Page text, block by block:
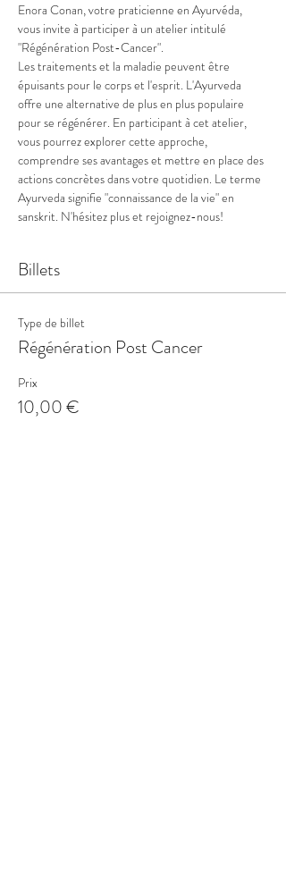
Enora Conan, votre praticienne en Ayurvéda,
vous invite à participer à un atelier intitulé
"Régénération Post-Cancer".
Les traitements et la maladie peuvent être
épuisants pour le corps et l'esprit. L'Ayurveda
offre une alternative de plus en plus populaire
pour se régénérer. En participant à cet atelier,
vous pourrez explorer cette approche,
comprendre ses avantages et mettre en place des
actions concrètes dans votre quotidien. Le terme
Ayurveda signifie "connaissance de la vie" en
sanskrit. N'hésitez plus et rejoignez-nous!
Billets
Type de billet
Régénération Post Cancer
Prix
10,00 €